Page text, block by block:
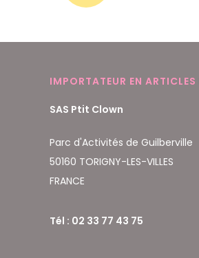
IMPORTATEUR EN ARTICLES
SAS Ptit Clown
Parc d'Activités de Guilberville
50160 TORIGNY-LES-VILLES
FRANCE
Tél : 02 33 77 43 75